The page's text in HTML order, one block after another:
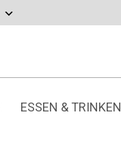
ESSEN & TRINKEN